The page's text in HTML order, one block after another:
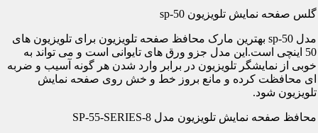
گلس صفحه نمایش تلویزیون sp-50
مدل sp-50 بهترین مارک محافظ صفحه تلویزیون برای تلویزیون های
50 اینچی است.این مدل جزو ورق های تایوانی است و می تواند به
خوبی از نمایشگر تلویزیون در برابر وارد شدن هر گونه آسیب و ضربه
ای محافظت کرده و مانع بروز خط و خش روی صفحه نمایش
تلویزیون شود.
محافظ صفحه نمایش تلویزیون مدل SP-55-SERIES-8